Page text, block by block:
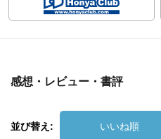
感想・レビュー・書評
並び替え: いいね順